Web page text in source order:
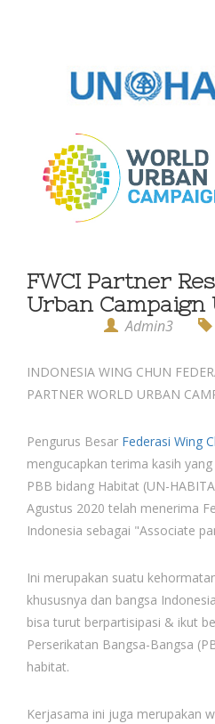
FWCI Partner
Urban Campaign
Admin3
INDONESIA WING CHUN
PARTNER WORLD URBAN
Pengurus Besar Federasi Wing
mengucapkan terima kasih
PBB bidang Habitat (UN-
Agustus 2020 telah menerima
Indonesia sebagai "Associate
Ini merupakan suatu
khususnya dan bangsa
bisa turut berpartisipasi & ikut
Perserikatan Bangsa-Bangsa
habitat.
Kerjasama ini juga merupakan